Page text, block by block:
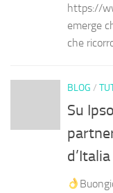
https://
emerge
che
BLOG /
Su
d’Italia